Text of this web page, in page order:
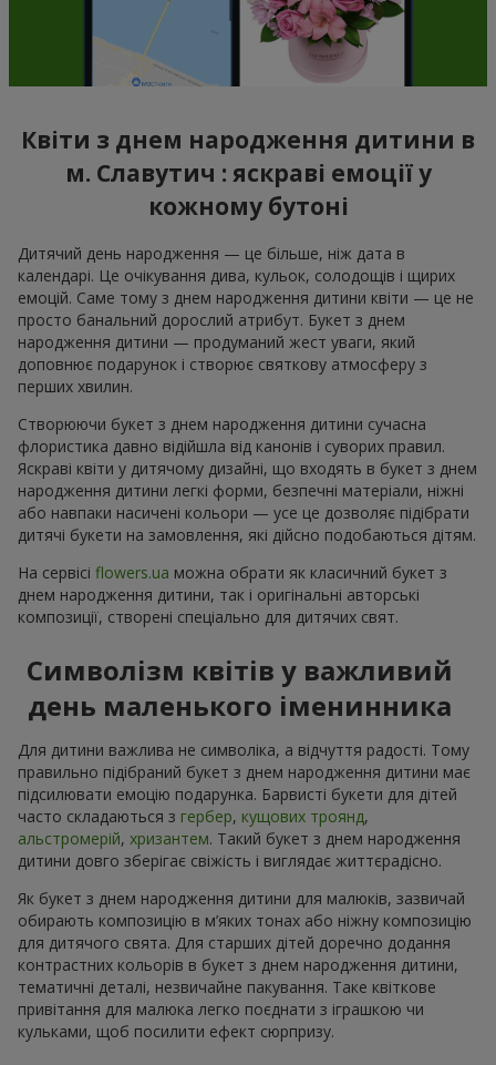
Квіти з днем народження дитини в
м. Славутич : яскраві емоції у
кожному бутоні
Дитячий день народження — це більше, ніж дата в
календарі. Це очікування дива, кульок, солодощів і щирих
емоцій. Саме тому з днем народження дитини квіти — це не
просто банальний дорослий атрибут. Букет з днем
народження дитини — продуманий жест уваги, який
доповнює подарунок і створює святкову атмосферу з
перших хвилин.
Створюючи букет з днем народження дитини сучасна
флористика давно відійшла від канонів і суворих правил.
Яскраві квіти у дитячому дизайні, що входять в букет з днем
народження дитини легкі форми, безпечні матеріали, ніжні
або навпаки насичені кольори — усе це дозволяє підібрати
дитячі букети на замовлення, які дійсно подобаються дітям.
На сервісі flowers.ua можна обрати як класичний букет з
днем народження дитини, так і оригінальні авторські
композиції, створені спеціально для дитячих свят.
Символізм квітів у важливий
день маленького іменинника
Для дитини важлива не символіка, а відчуття радості. Тому
правильно підібраний букет з днем народження дитини має
підсилювати емоцію подарунка. Барвисті букети для дітей
часто складаються з гербер, кущових троянд,
альстромерій, хризантем. Такий букет з днем народження
дитини довго зберігає свіжість і виглядає життєрадісно.
Як букет з днем народження дитини для малюків, зазвичай
обирають композицію в м’яких тонах або ніжну композицію
для дитячого свята. Для старших дітей доречно додання
контрастних кольорів в букет з днем народження дитини,
тематичні деталі, незвичайне пакування. Таке квіткове
привітання для малюка легко поєднати з іграшкою чи
кульками, щоб посилити ефект сюрпризу.